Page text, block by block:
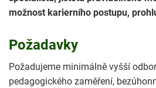
možnost karierního postupu,
Požadavky
Požadujeme minimálně vyšší
pedagogického zaměření,